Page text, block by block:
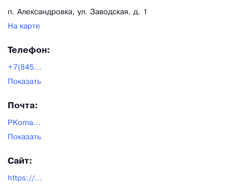
п. Александровка, ул. Заводская, д. 1
На карте
Телефон:
+7(845...
Показать
Почта:
PKoma...
Показать
Сайт:
https://www.dskgras.ru/